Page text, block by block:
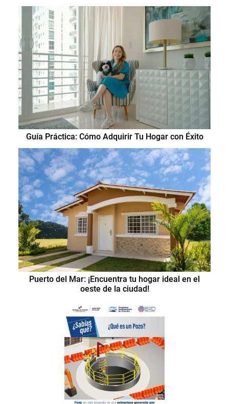
Guía Práctica: Cómo Adquirir Tu Hogar con Éxito
Puerto del Mar: ¡Encuentra tu hogar ideal en el
oeste de la ciudad!